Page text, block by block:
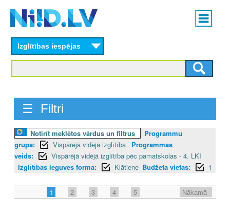
content
Main
menu
Izglītības iespējas
☰ Filtri
Notīrīt meklētos vārdus un filtrus
Programmu
grupa:
Vispārējā vidējā izglītība
Programmas
veids:
Vispārējā vidējā izglītība pēc pamatskolas - 4. LKI
Izglītības ieguves forma:
Klātiene Budžeta vietas: 1
1 2 3 4 5
Nākamā